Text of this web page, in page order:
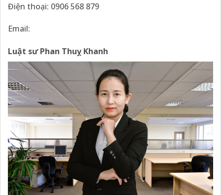
Điện thoại: 0906 568 879
Email:
Luật sư Phan Thuỵ Khanh